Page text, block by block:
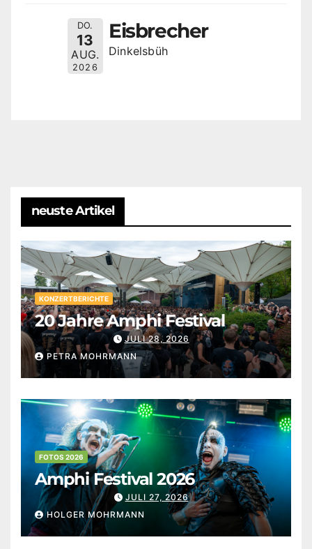
DO.
13
AUG.
2026
Eisbrecher
Dinkelsbüh
neuste Artikel
KONZERTBERICHTE
20 Jahre Amphi Festival
JULI 28, 2026
PETRA MOHRMANN
FOTOS 2026
Amphi Festival 2026
JULI 27, 2026
HOLGER MOHRMANN